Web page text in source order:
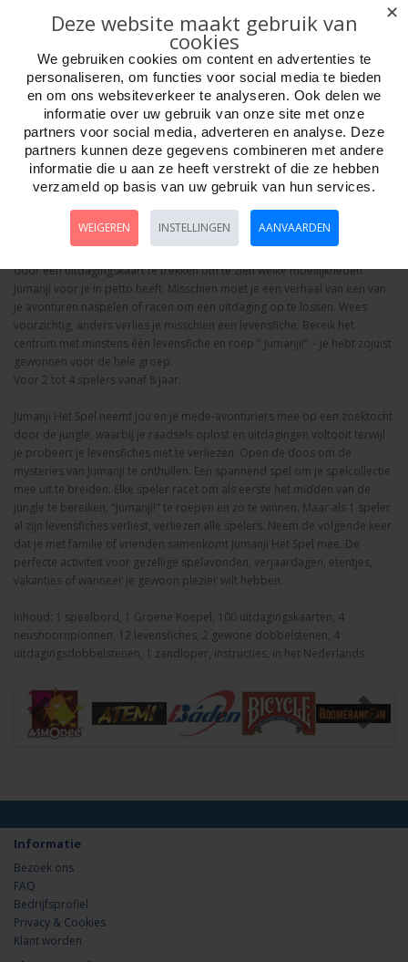
Bestellen
Omschrijving Foto hoge resolutie Details
Breng het avontuur tot leven met Jumanji Het Spel, het legendarische
bordspel. Jij en je groep dappere avonturiers bevinden zich plotseling
diep in een mysterieuze jungle vol geheimen en verrassingen. Het gevaar
ligt langs je pad en dreigt je 3 kostbare levensfiches weg te pakken. Je
doel is om Jumanji, het centrum, te bereiken en de naam ervan te roepen,
maar pas op: als een van je groepen geen levensfiches meer heeft,
verliest iedereen. Gooi bij elke beurt met de dobbelstenen en verplaats je
langs het pad en gebruik de Groene Koepel om een raadsel te onthullen.
door een uitdagingskaart te trekken om te zien welke moeilijkheden
Jumanji voor je in petto heeft. Misschien moet je een verhaal van een van
je avonturen naspelen of racen om een uitdaging op te lossen. Wees
voorzichtig, anders verlies je misschien een levensfiche. Bereik het
centrum met minstens één levensfiche en roep " Jumanji!" – je hebt zojuist
gewonnen voor de hele groep.
Voor 2 tot 4 spelers vanaf 8 jaar.
Jumanji Het Spel neemt jou en je mede-avonturiers mee op een zoektocht
door de jungle, waarbij je raadsels oplost en uitdagingen voltooit terwijl
je probeert je levensfiches niet te verliezen. Open de doos om de
mysteries van Jumanji te onthullen. Een spannend spel om je spelcollectie
mee uit te breiden. Elke speler racet om als eerste het midden van de
jungle te bereiken, "Jumanji!" te roepen en zo te winnen. Maar als 1 speler
al zijn levensfiches verliest, verliezen alle spelers. Neem de volgende keer
dat je met familie of vrienden samenkomt Jumanji Het Spel mee. De
perfecte activiteit voor gezellige spelavonden, verjaardagen, etentjes,
vakanties of wanneer je gewoon plezier wilt hebben.
Inhoud: 1 speelbord, 1 Groene Koepel, 100 uitdagingskaarten, 4
neushoornpionnen, 12 levensfiches, 2 gewone dobbelstenen, 4
uitdagingsdobbelstenen, 1 zandloper, instructies, in het Nederlands
Informatie
Bezoek ons
FAQ
Bedrijfsprofiel
Privacy & Cookies
Klant worden
✕
Deze website maakt gebruik van
cookies
We gebruiken cookies om content en advertenties te
personaliseren, om functies voor social media te bieden
en om ons websiteverkeer te analyseren. Ook delen we
informatie over uw gebruik van onze site met onze
partners voor social media, adverteren en analyse. Deze
partners kunnen deze gegevens combineren met andere
informatie die u aan ze heeft verstrekt of die ze hebben
verzameld op basis van uw gebruik van hun services.
WEIGEREN INSTELLINGEN AANVAARDEN